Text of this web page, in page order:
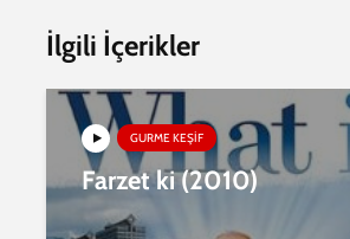
İlgili İçerikler
GURME KEŞIF
Farzet ki (2010)